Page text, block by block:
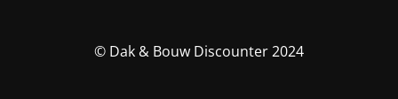
© Dak & Bouw Discounter 2024